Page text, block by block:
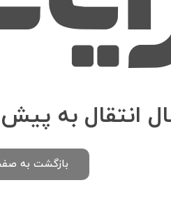
انتقال به
بازگشت به